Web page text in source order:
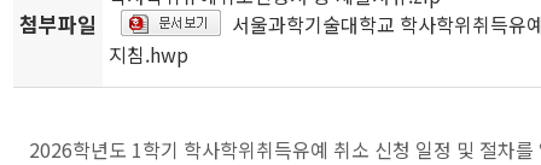
첨부파일
서울과학기술대학교 학사학위취득유
지침.hwp
2026학년도 1학기 학사학위취득유예 취소 신청 일정 및 절차를